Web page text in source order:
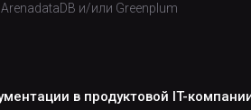
и/или Greenplum
в продуктовой IT-